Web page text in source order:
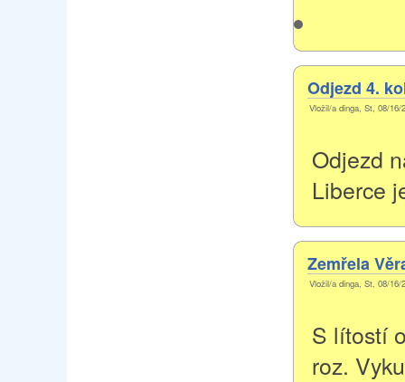
Odjezd 4.
Vložil/a dinga, St, 08/16/
Odjezd
Liberce
Zemřela
Vložil/a dinga, St, 08/16/
S lítostí
roz.